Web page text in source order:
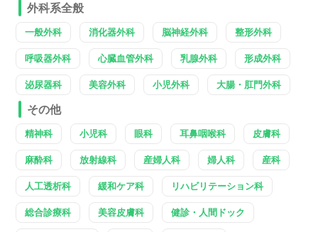
外科系全般
一般外科 消化器外科 脳神経外科 整形外科
呼吸器外科 心臓血管外科 乳腺外科 形成外科
泌尿器科 美容外科 小児外科 大腸・肛門外科
その他
精神科 小児科 眼科 耳鼻咽喉科 皮膚科
麻酔科 放射線科 産婦人科 婦人科 産科
人工透析科 緩和ケア科 リハビリテーション科
総合診療科 美容皮膚科 健診・人間ドック